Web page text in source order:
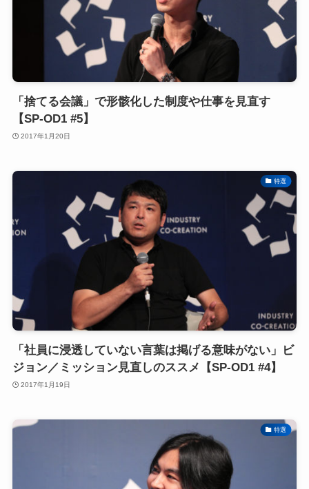
「捨てる会議」で形骸化した制度や仕事を見直す
【SP-OD1 #5】
2017年1月20日
特選
「社員に浸透していない言葉は掲げる意味がない」ビ
ジョン／ミッション見直しのススメ【SP-OD1 #4】
2017年1月19日
特選